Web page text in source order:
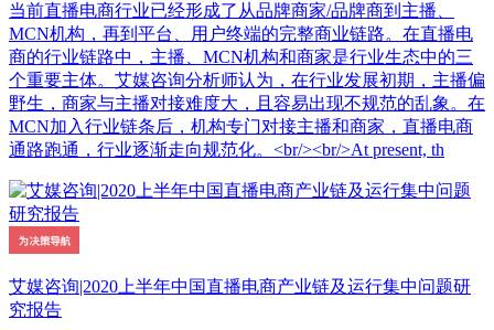
当前直播电商行业已经形成了从品牌商家/品牌商到主播、
MCN机构，再到平台、用户终端的完整商业链路。在直播电
商的行业链路中，主播、MCN机构和商家是行业生态中的三
个重要主体。艾媒咨询分析师认为，在行业发展初期，主播偏
野生，商家与主播对接难度大，且容易出现不规范的乱象。在
MCN加入行业链条后，机构专门对接主播和商家，直播电商
通路跑通，行业逐渐走向规范化。<br/><br/>At present, th
艾媒咨询|2020上半年中国直播电商产业链及运行集中问题研
究报告